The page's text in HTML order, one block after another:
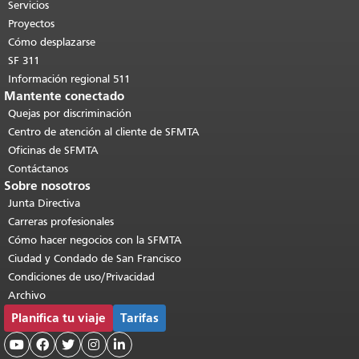
páginas.Volver al principio del
contenido principal
Servicios
Proyectos
Cómo desplazarse
SF 311
Información regional 511
Mantente conectado
Quejas por discriminación
Centro de atención al cliente de SFMTA
Oficinas de SFMTA
Contáctanos
Sobre nosotros
Junta Directiva
Carreras profesionales
Cómo hacer negocios con la SFMTA
Ciudad y Condado de San Francisco
Condiciones de uso/Privacidad
Archivo
Planifica tu viaje Tarifas
    